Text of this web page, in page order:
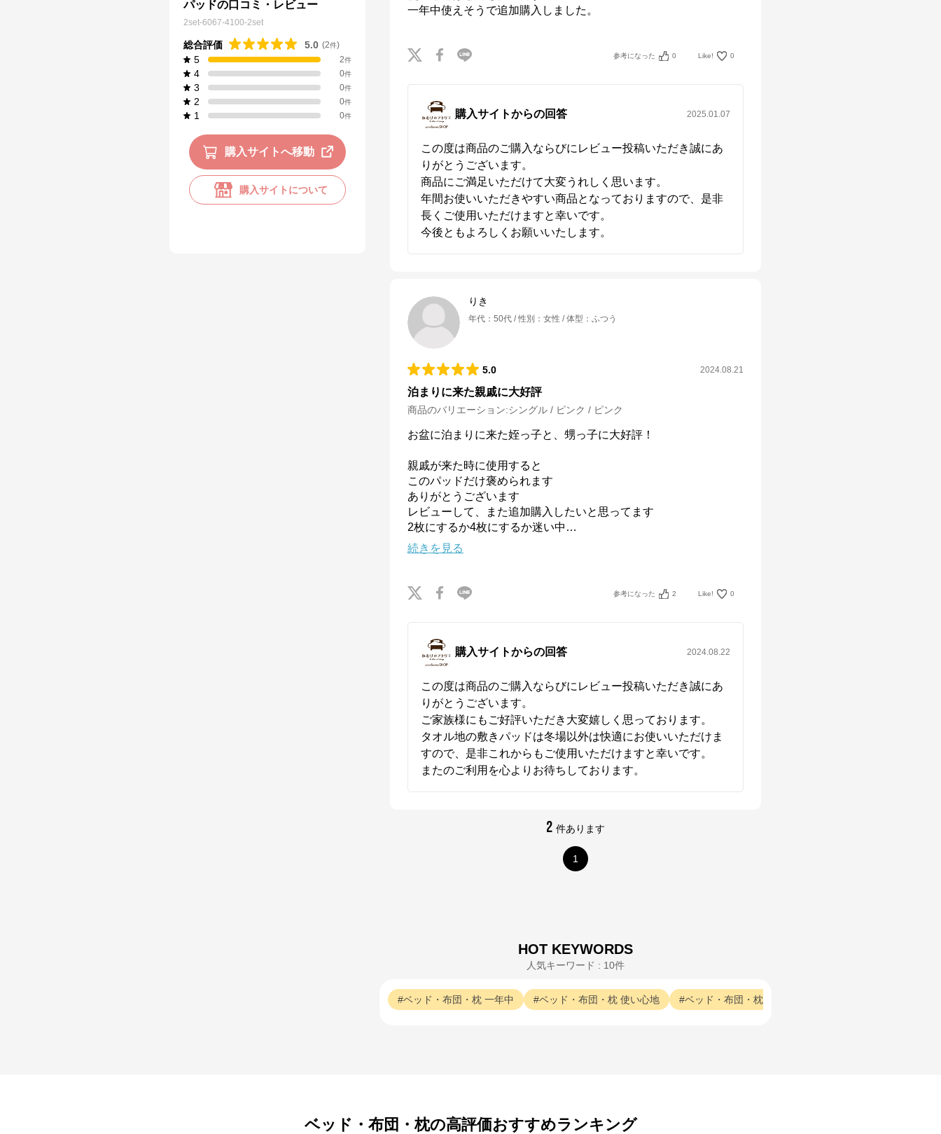
パッドの口コミ・レビュー
2set-6067-4100-2set
総合評価 5.0 (2件)
5 2件
4 0件
3 0件
2 0件
1 0件
購入サイトへ移動
購入サイトについて
一年中使えそうで追加購入しました。
参考になった 0 Like! 0
購入サイトからの回答 2025.01.07
この度は商品のご購入ならびにレビュー投稿いただき誠にあ
りがとうございます。
商品にご満足いただけて大変うれしく思います。
年間お使いいただきやすい商品となっておりますので、是非
長くご使用いただけますと幸いです。
今後ともよろしくお願いいたします。
りき
年代 ： 50代 性別 ： 女性 体型 ： ふつう
5.0 2024.08.21
泊まりに来た親戚に大好評
商品のバリエーション:シングル / ピンク / ピンク
お盆に泊まりに来た姪っ子と、甥っ子に大好評！
親戚が来た時に使用すると
このパッドだけ褒められます
ありがとうございます
レビューして、また追加購入したいと思ってます
2枚にするか4枚にするか迷い中 …
続きを見る
参考になった 2 Like! 0
購入サイトからの回答 2024.08.22
この度は商品のご購入ならびにレビュー投稿いただき誠にあ
りがとうございます。
ご家族様にもご好評いただき大変嬉しく思っております。
タオル地の敷きパッドは冬場以外は快適にお使いいただけま
すので、是非これからもご使用いただけますと幸いです。
またのご利用を心よりお待ちしております。
2 件あります
1
HOT KEYWORDS
人気キーワード : 10件
ベッド・布団・枕 一年中 ベッド・布団・枕 使い心地 ベッド・布団・枕
ベッド・布団・枕の高評価おすすめランキング